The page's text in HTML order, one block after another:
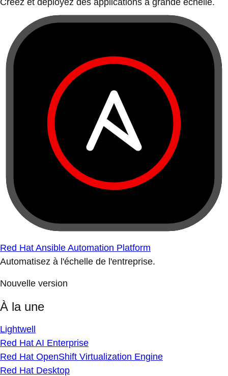
Créez et déployez des applications à grande échelle.
Red Hat Ansible Automation Platform
Automatisez à l'échelle de l'entreprise.
Nouvelle version
À la une
Lightwell
Red Hat AI Enterprise
Red Hat OpenShift Virtualization Engine
Red Hat Desktop